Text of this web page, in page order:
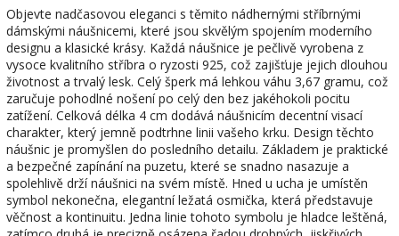
Objevte nadčasovou eleganci s těmito nádhernými stříbrnými
dámskými náušnicemi, které jsou skvělým spojením moderního
designu a klasické krásy. Každá náušnice je pečlivě vyrobena z
vysoce kvalitního stříbra o ryzosti 925, což zajišťuje jejich dlouhou
životnost a trvalý lesk. Celý šperk má lehkou váhu 3,67 gramu, což
zaručuje pohodlné nošení po celý den bez jakéhokoli pocitu
zatížení. Celková délka 4 cm dodává náušnicím decentní visací
charakter, který jemně podtrhne linii vašeho krku. Design těchto
náušnic je promyšlen do posledního detailu. Základem je praktické
a bezpečné zapínání na puzetu, které se snadno nasazuje a
spolehlivě drží náušnici na svém místě. Hned u ucha je umístěn
symbol nekonečna, elegantní ležatá osmička, která představuje
věčnost a kontinuitu. Jedna linie tohoto symbolu je hladce leštěná,